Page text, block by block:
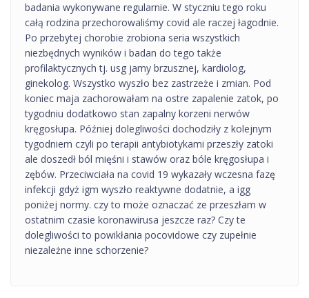
badania wykonywane regularnie. W styczniu tego roku
całą rodzina przechorowaliśmy covid ale raczej łagodnie.
Po przebytej chorobie zrobiona seria wszystkich
niezbędnych wyników i badan do tego także
profilaktycznych tj. usg jamy brzusznej, kardiolog,
ginekolog. Wszystko wyszło bez zastrzeże i zmian. Pod
koniec maja zachorowałam na ostre zapalenie zatok, po
tygodniu dodatkowo stan zapalny korzeni nerwów
kręgosłupa. Później dolegliwości dochodziły z kolejnym
tygodniem czyli po terapii antybiotykami przeszły zatoki
ale doszedł ból mięśni i stawów oraz bóle kręgosłupa i
zębów. Przeciwciała na covid 19 wykazały wczesna fazę
infekcji gdyż igm wyszło reaktywne dodatnie, a igg
poniżej normy. czy to może oznaczać ze przeszłam w
ostatnim czasie koronawirusa jeszcze raz? Czy te
dolegliwości to powikłania pocovidowe czy zupełnie
niezależne inne schorzenie?